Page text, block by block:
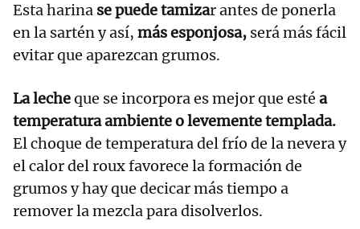
Esta harina se puede tamizar antes de ponerla
en la sartén y así, más esponjosa, será más fácil
evitar que aparezcan grumos.
La lecheque se incorpora es mejor que esté a
temperatura ambiente o levemente templada.
El choque de temperatura del frío de la nevera y
el calor del roux favorece la formación de
grumos y hay que decicar más tiempo a
remover la mezcla para disolverlos.